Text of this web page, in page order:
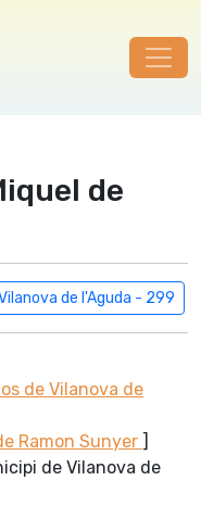
de
de l'Aguda - 299
de Vilanova de
Ramon Sunyer ]
de Vilanova de